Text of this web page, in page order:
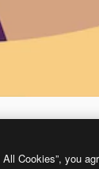
Cookies”, you